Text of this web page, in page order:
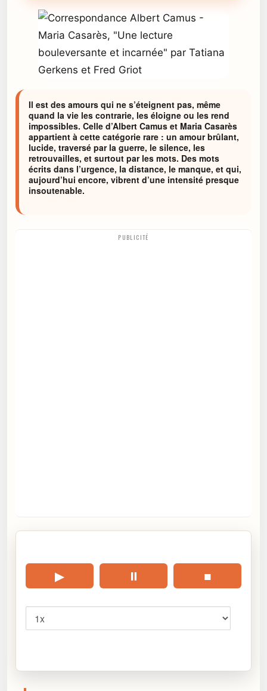
Il est des amours qui ne s’éteignent pas, même
quand la vie les contrarie, les éloigne ou les rend
impossibles. Celle d’Albert Camus et Maria Casarès
appartient à cette catégorie rare : un amour brûlant,
lucide, traversé par la guerre, le silence, les
retrouvailles, et surtout par les mots. Des mots
écrits dans l’urgence, la distance, le manque, et qui,
aujourd’hui encore, vibrent d’une intensité presque
insoutenable.
PUBLICITÉ
▶ ⏸ ■